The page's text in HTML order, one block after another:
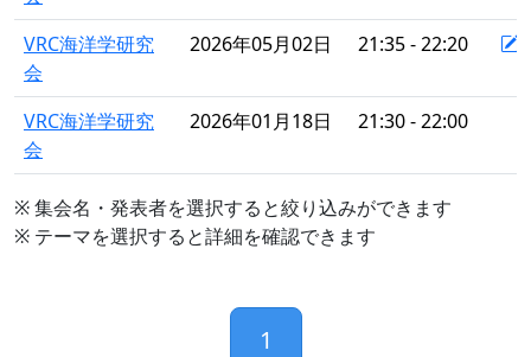
VRC海洋学研究
会
2026年05月02日 21:35 - 22:20
VRC海洋学研究
会
2026年01月18日 21:30 - 22:00
※ 集会名・発表者を選択すると絞り込みができます
※ テーマを選択すると詳細を確認できます
1